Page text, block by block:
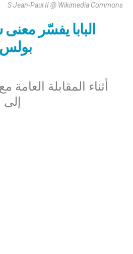
S Jean-Paul II @ Wikimedia Commons
البابا يفسّر معنى
بولس
أثناء المقابلة العامة